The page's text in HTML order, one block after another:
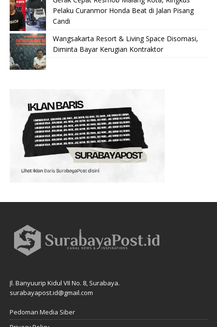
Pelaku Curanmor Honda Beat di Jalan Pisang
Candi
Wangsakarta Resort & Living Space Disomasi,
Diminta Bayar Kerugian Kontraktor
Jl. Banyuurip Kidul VII No. 8, Surabaya.
surabayapost.id@gmail.com
Pedoman Media Siber